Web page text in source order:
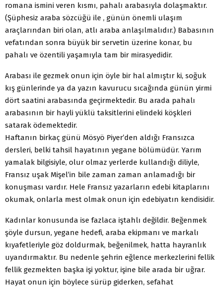
romana ismini veren kısmı, pahalı arabasıyla dolaşmaktır.
(Şüphesiz araba sözcüğü ile , günün önemli ulaşım
araçlarından biri olan, atlı araba anlaşılmalıdır.) Babasının
vefatından sonra büyük bir servetin üzerine konar, bu
pahalı ve özentili yaşamıyla tam bir mirasyedidir.
Arabası ile gezmek onun için öyle bir hal almıştır ki, soğuk
kış günlerinde ya da yazın kavurucu sıcağında günün yirmi
dört saatini arabasında geçirmektedir. Bu arada pahalı
arabasının bir hayli yüklü taksitlerini elindeki köşkleri
satarak ödemektedir.
Haftanın birkaç günü Mösyö Piyer’den aldığı Fransızca
dersleri, belki tahsil hayatının yegane bölümüdür. Yarım
yamalak bilgisiyle, olur olmaz yerlerde kullandığı diliyle,
Fransız uşak Mişel’in bile zaman zaman anlamadığı bir
konuşması vardır. Hele Fransız yazarların edebi kitaplarını
okumak, onlarla mest olmak onun için edebiyatın kendisidir.
Kadınlar konusunda ise fazlaca iştahlı değildir. Beğenmek
şöyle dursun, yegane hedefi, araba ekipmanı ve markalı
kıyafetleriyle göz doldurmak, beğenilmek, hatta hayranlık
uyandırmaktır. Bu nedenle şehrin eğlence merkezlerini fellik
fellik gezmekten başka işi yoktur, işine bile arada bir uğrar.
Hayat onun için böylece sürüp giderken, sefahat